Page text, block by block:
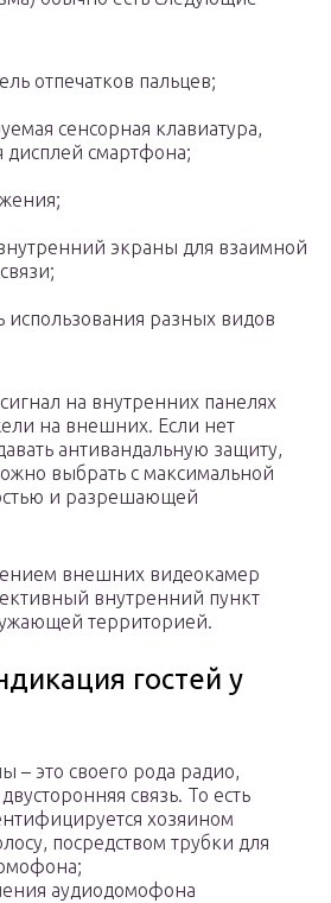
отпечатков пальцев;
сенсорная клавиатура,
смартфона;
экраны для взаимной
разных видов
на внутренних панелях
на внешних. Если нет
антивандальную защиту,
выбрать с максимальной
и разрешающей
внешних видеокамер
внутренний пункт
территорией.
гостей у
– это своего рода радио,
связь. То есть
хозяином
посредством трубки для
аудиодомофона